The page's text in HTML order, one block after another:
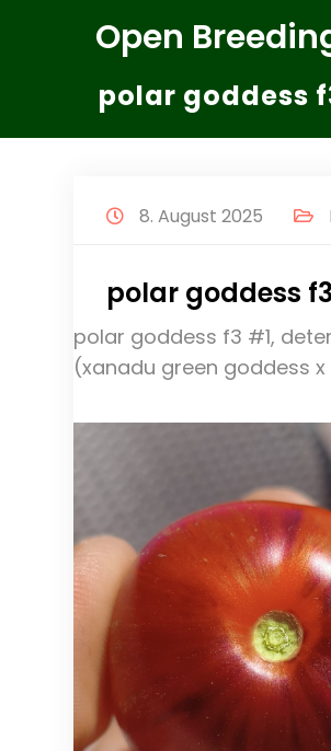
Open
polar goddess
8. August 2025
polar goddess
polar goddess f3 #1,
(xanadu green goddess